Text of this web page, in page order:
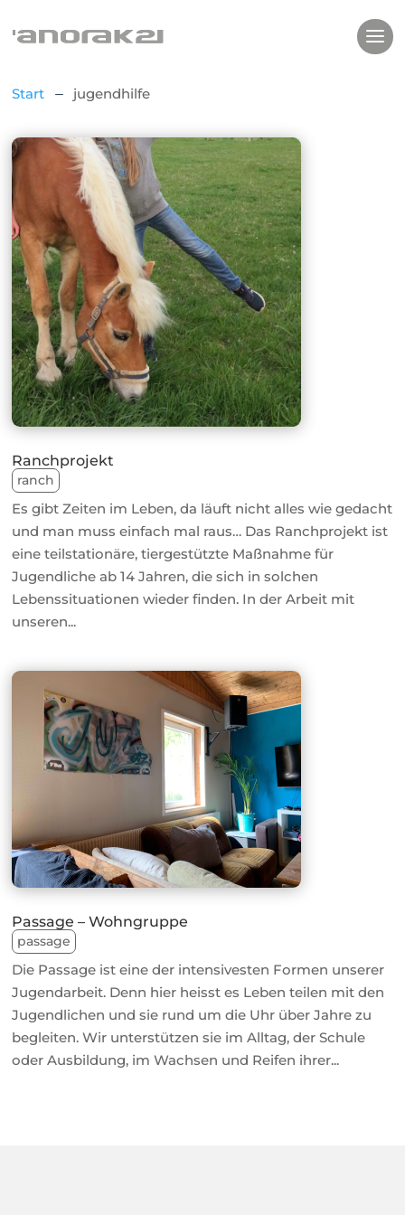
Start K jugendhilfe
Ranchprojekt
ranch
Es gibt Zeiten im Leben, da läuft nicht alles wie gedacht
und man muss einfach mal raus… Das Ranchprojekt ist
eine teilstationäre, tiergestützte Maßnahme für
Jugendliche ab 14 Jahren, die sich in solchen
Lebenssituationen wieder finden. In der Arbeit mit
unseren...
Passage – Wohngruppe
passage
Die Passage ist eine der intensivesten Formen unserer
Jugendarbeit. Denn hier heisst es Leben teilen mit den
Jugendlichen und sie rund um die Uhr über Jahre zu
begleiten. Wir unterstützen sie im Alltag, der Schule
oder Ausbildung, im Wachsen und Reifen ihrer...